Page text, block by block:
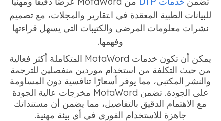
للبيانات الطبية المعقدة في التقارير والمجلات، مع تصميم
نشرات معلومات المرضى والكتيبات التي يسهل قراءتها
وفهمها.
يمكن أن تكون خدمات MotaWord المتكاملة أكثر فعالية
من حيث التكلفة من استخدام موردين منفصلين للترجمة
والنشر المكتبي، مما يوفر أسعارًا تنافسية دون المساومة
على الجودة. تضمن MotaWord مخرجات عالية الجودة
مع الاهتمام الدقيق بالتفاصيل، مما يضمن أن مستنداتك
جاهزة للاستخدام الفوري في أي بيئة مهنية.